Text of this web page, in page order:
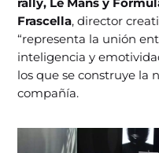
Frascella, director
“representa la unión
inteligencia y
los que se construye la
compañía.